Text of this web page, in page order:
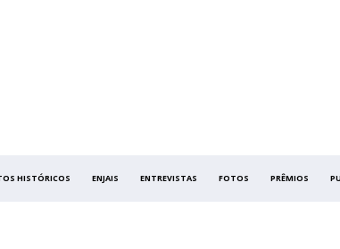
HISTÓRICOS ENJAIS ENTREVISTAS FOTOS PRÊMIOS